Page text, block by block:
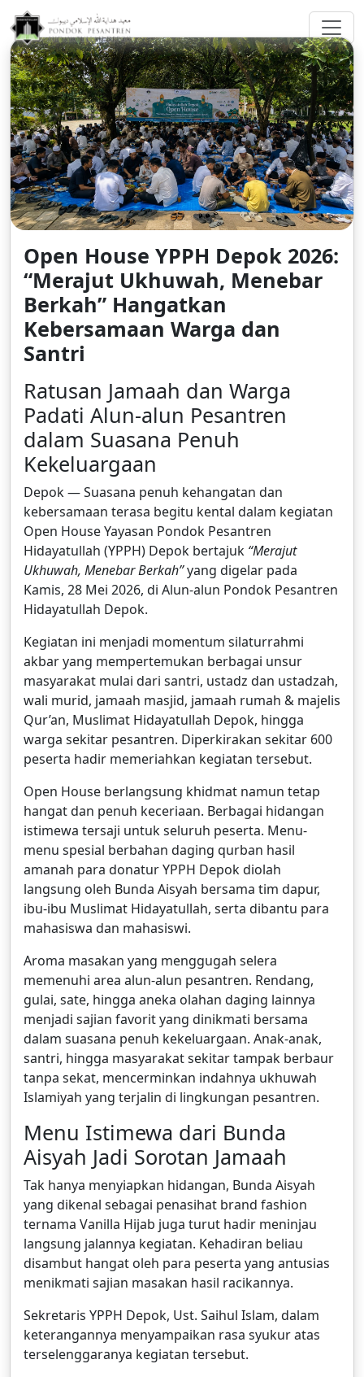
greenberggrossllp.com
Open House YPPH Depok 2026:
“Merajut Ukhuwah, Menebar
Berkah” Hangatkan
Kebersamaan Warga dan
Santri
Ratusan Jamaah dan Warga
Padati Alun-alun Pesantren
dalam Suasana Penuh
Kekeluargaan
Depok — Suasana penuh kehangatan dan
kebersamaan terasa begitu kental dalam kegiatan
Open House Yayasan Pondok Pesantren
Hidayatullah (YPPH) Depok bertajuk “Merajut
Ukhuwah, Menebar Berkah”yang digelar pada
Kamis, 28 Mei 2026, di Alun-alun Pondok Pesantren
Hidayatullah Depok.
Kegiatan ini menjadi momentum silaturrahmi
akbar yang mempertemukan berbagai unsur
masyarakat mulai dari santri, ustadz dan ustadzah,
wali murid, jamaah masjid, jamaah rumah & majelis
Qur’an, Muslimat Hidayatullah Depok, hingga
warga sekitar pesantren. Diperkirakan sekitar 600
peserta hadir memeriahkan kegiatan tersebut.
Open House berlangsung khidmat namun tetap
hangat dan penuh keceriaan. Berbagai hidangan
istimewa tersaji untuk seluruh peserta. Menu-
menu spesial berbahan daging qurban hasil
amanah para donatur YPPH Depok diolah
langsung oleh Bunda Aisyah bersama tim dapur,
ibu-ibu Muslimat Hidayatullah, serta dibantu para
mahasiswa dan mahasiswi.
Aroma masakan yang menggugah selera
memenuhi area alun-alun pesantren. Rendang,
gulai, sate, hingga aneka olahan daging lainnya
menjadi sajian favorit yang dinikmati bersama
dalam suasana penuh kekeluargaan. Anak-anak,
santri, hingga masyarakat sekitar tampak berbaur
tanpa sekat, mencerminkan indahnya ukhuwah
Islamiyah yang terjalin di lingkungan pesantren.
Menu Istimewa dari Bunda
Aisyah Jadi Sorotan Jamaah
Tak hanya menyiapkan hidangan, Bunda Aisyah
yang dikenal sebagai penasihat brand fashion
ternama Vanilla Hijab juga turut hadir meninjau
langsung jalannya kegiatan. Kehadiran beliau
disambut hangat oleh para peserta yang antusias
menikmati sajian masakan hasil racikannya.
Sekretaris YPPH Depok, Ust. Saihul Islam, dalam
keterangannya menyampaikan rasa syukur atas
terselenggaranya kegiatan tersebut.